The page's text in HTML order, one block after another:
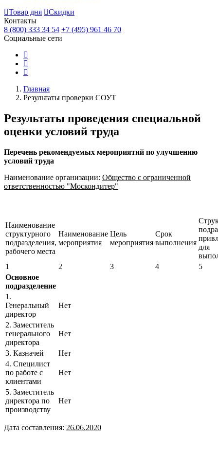
Товар дня
Скидки
Контакты
8 (800) 333 34 54 +7 (495) 961 46 70
Социальные сети
Главная
Результаты проверки СОУТ
Результаты проведения специальной
оценки условий труда
Перечень рекомендуемых мероприятий по улучшению
условий труда
Наименование организации: Общество с ограниченной
ответственностью "Москондитер"
Наименование
структурного
подразделения,
рабочего места
Наименование
мероприятия
Цель
мероприятия
Срок
выполнения
для
1
2 3 4
5
Основное
подразделение
1.
Генеральный
директор
Нет
2. Заместитель
генерального
директора
Нет
3. Казначей
Нет
4. Специлист
по работе с
клиентами
Нет
5. Заместитель
директора по
производству
Нет
Дата составления: 26.06.2020